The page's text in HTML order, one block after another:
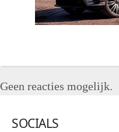
Geen reacties mogelijk.
SOCIALS